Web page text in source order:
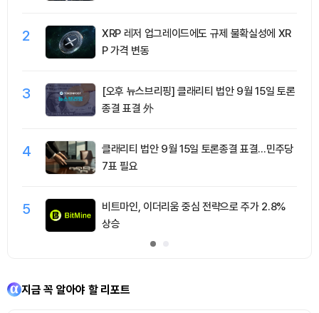
2
XRP 레저 업그레이드에도 규제 불확실성에 XR
P 가격 변동
3
[오후 뉴스브리핑] 클래리티 법안 9월 15일 토론
종결 표결 外
4
클래리티 법안 9월 15일 토론종결 표결…민주당
7표 필요
5
비트마인, 이더리움 중심 전략으로 주가 2.8%
상승
지금 꼭 알아야 할 리포트